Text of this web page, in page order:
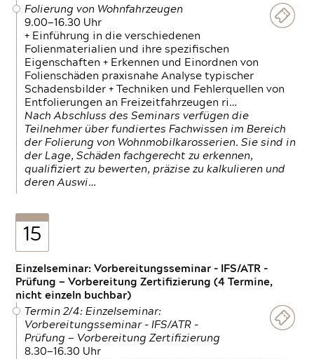
Folierung von Wohnfahrzeugen
9.00—16.30 Uhr
+ Einführung in die verschiedenen
Folienmaterialien und ihre spezifischen
Eigenschaften + Erkennen und Einordnen von
Folienschäden praxisnahe Analyse typischer
Schadensbilder + Techniken und Fehlerquellen von
Entfolierungen an Freizeitfahrzeugen ri…
Nach Abschluss des Seminars verfügen die
Teilnehmer über fundiertes Fachwissen im Bereich
der Folierung von Wohnmobilkarosserien. Sie sind in
der Lage, Schäden fachgerecht zu erkennen,
qualifiziert zu bewerten, präzise zu kalkulieren und
deren Auswi…
15
Einzelseminar: Vorbereitungsseminar - IFS/ATR -
Prüfung — Vorbereitung Zertifizierung (4 Termine,
nicht einzeln buchbar)
Termin 2/4: Einzelseminar:
Vorbereitungsseminar - IFS/ATR -
Prüfung — Vorbereitung Zertifizierung
8.30—16.30 Uhr